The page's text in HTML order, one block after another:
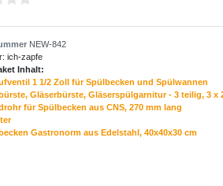
NEW-842
ich-zapfe
Inhalt:
1 1/2 Zoll für Spülbecken und Spülwannen
Gläserbürste, Gläserspülgarnitur - 3 teilig, 3 x
für Spülbecken aus CNS, 270 mm lang
Gastronorm aus Edelstahl, 40x40x30 cm